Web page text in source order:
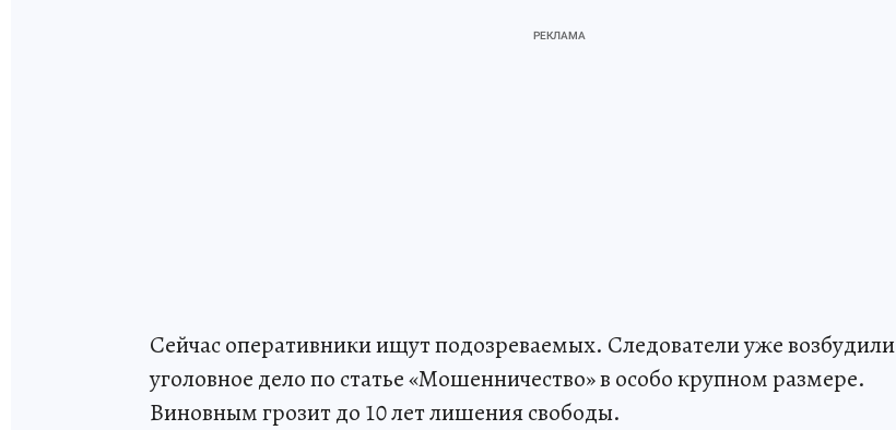
Сейчас оперативники ищут подозреваемых. Следователи уже возбудили
уголовное дело по статье «Мошенничество» в особо крупном размере.
Виновным грозит до 10 лет лишения свободы.